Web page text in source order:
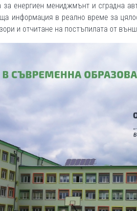
енергиен мениджмънт и сградна
информация в реално време за
и отчитане на постъпилата от